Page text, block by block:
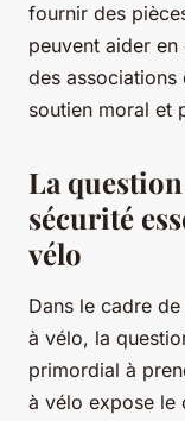
fournir des
peuvent aider
des
soutien moral et
La
sécurité
vélo
Dans le cadre
à vélo, la
primordial à
à vélo expose le